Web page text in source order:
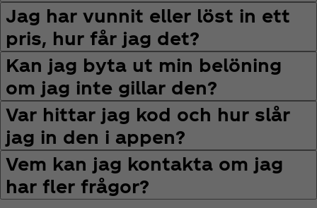
Jag har vunnit eller löst in ett
pris, hur får jag det?
Kan jag byta ut min belöning
om jag inte gillar den?
Var hittar jag kod och hur slår
jag in den i appen?
Vem kan jag kontakta om jag
har fler frågor?